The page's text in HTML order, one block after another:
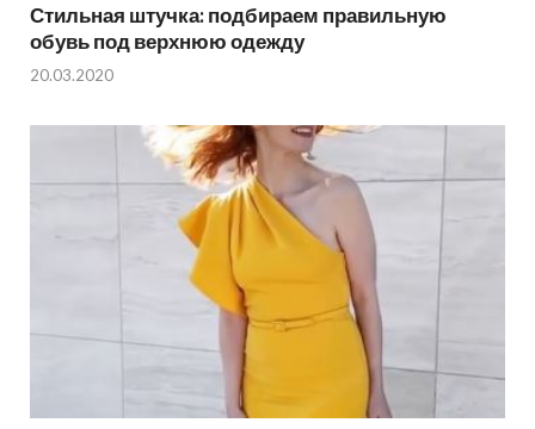
Стильная штучка: подбираем правильную
обувь под верхнюю одежду
20.03.2020